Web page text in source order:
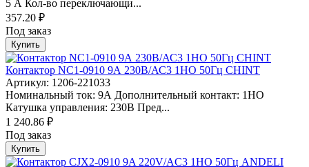
5 А Кол-во переключающи...
357.20 ₽
Под заказ
Купить
Контактор NC1-0910 9А 230В/АС3 1НО 50Гц CHINT
Артикул: 1206-221033
Номинальный ток: 9А Дополнительный контакт: 1НО
Катушка управления: 230В Пред...
1 240.86 ₽
Под заказ
Купить